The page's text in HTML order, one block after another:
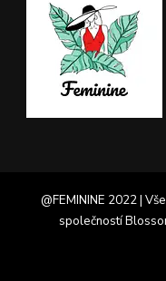
@FEMININE 2022 |
společností